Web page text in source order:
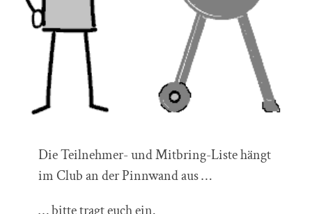
Die Teilnehmer- und Mitbring-Liste hängt
im Club an der Pinnwand aus …